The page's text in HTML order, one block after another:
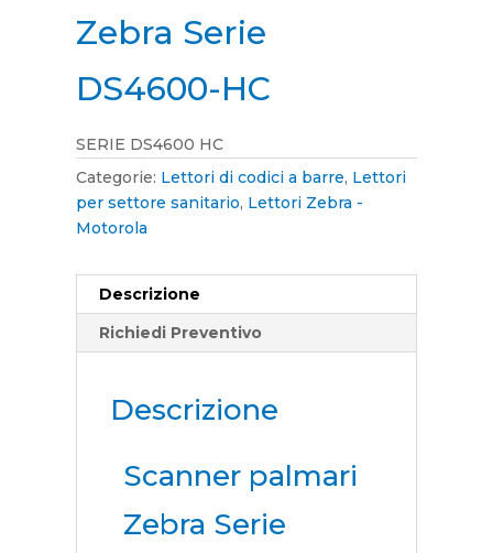
Zebra Serie
DS4600-HC
SERIE DS4600 HC
Categorie: Lettori di codici a barre, Lettori
per settore sanitario, Lettori Zebra -
Motorola
Descrizione
Richiedi Preventivo
Descrizione
Scanner palmari
Zebra Serie